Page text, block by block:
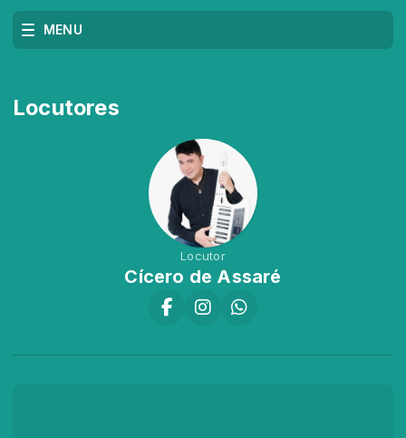
MENU
Locutores
Locutor
Cícero de Assaré